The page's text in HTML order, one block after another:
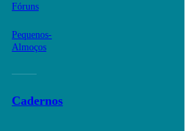
Fóruns
Pequenos-
Almoços
Cadernos